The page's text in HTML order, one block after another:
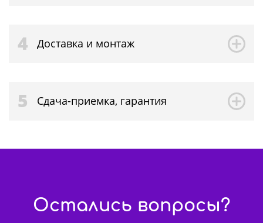
4 Доставка и монтаж
5 Сдача-приемка, гарантия
Остались вопросы?